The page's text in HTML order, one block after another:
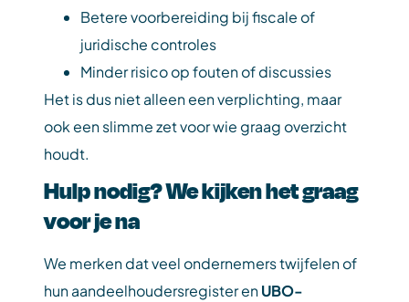
Betere voorbereiding bij fiscale of
juridische controles
Minder risico op fouten of discussies
Het is dus niet alleen een verplichting, maar
ook een slimme zet voor wie graag overzicht
houdt.
Hulp nodig? We kijken het graag
voor je na
We merken dat veel ondernemers twijfelen of
hun aandeelhoudersregister enUBO-